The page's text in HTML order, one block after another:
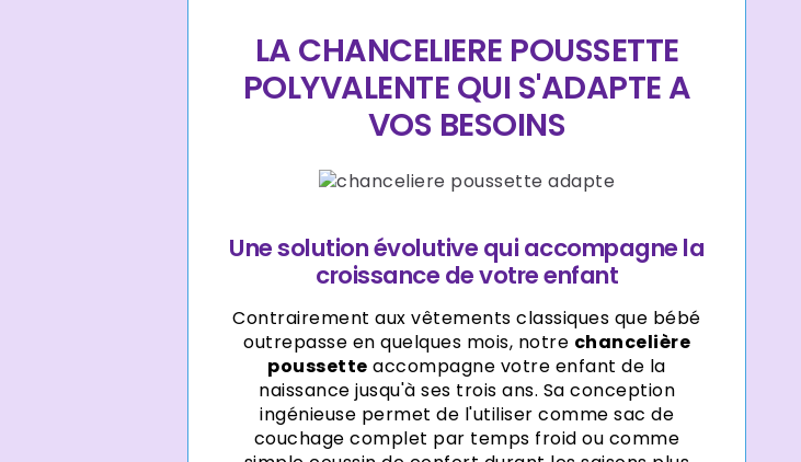
LA CHANCELIERE POUSSETTE
POLYVALENTE QUI S'ADAPTE A
VOS BESOINS
Une solution évolutive qui accompagne la
croissance de votre enfant
Contrairement aux vêtements classiques que bébé
outrepasse en quelques mois, notre chancelière
poussette accompagne votre enfant de la
naissance jusqu'à ses trois ans. Sa conception
ingénieuse permet de l'utiliser comme sac de
couchage complet par temps froid ou comme